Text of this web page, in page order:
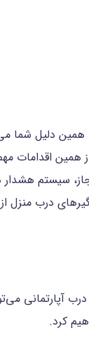
همین دلیل شما
همین اقدامات
سیستم هشدار
درب منزل از
آپارتمانی